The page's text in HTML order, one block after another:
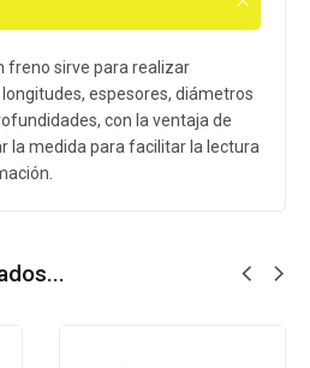
freno sirve para realizar
espesores, diámetros
con la ventaja de
la medida para facilitar la lectura